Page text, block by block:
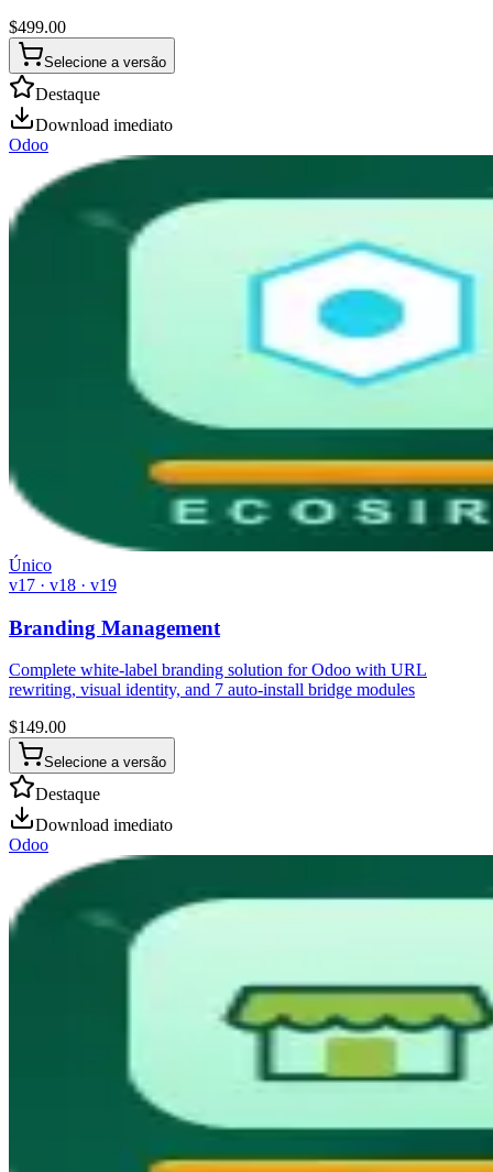
$499.00
Selecione a versão
Destaque
Download imediato
Odoo
Único
v17 · v18 · v19
Branding Management
Complete white-label branding solution for Odoo with URL
rewriting, visual identity, and 7 auto-install bridge modules
$149.00
Selecione a versão
Destaque
Download imediato
Odoo